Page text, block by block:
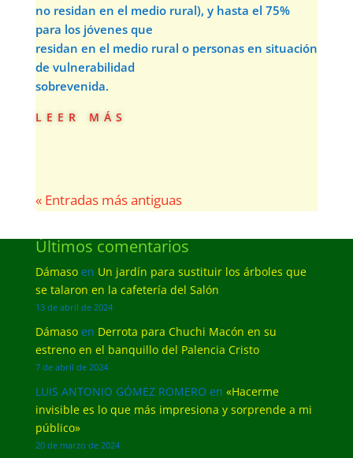
no residan en el medio rural), y hasta el 75%
para los jóvenes que
residan en el medio rural o personas en situación
de vulnerabilidad
sobrevenida.
leer más
« Entradas más antiguas
Últimos comentarios
Dámasoen Un jardín para sustituir los árboles que
se talaron en la cafetería del Salón
13 de abril de 2024
Dámasoen Derrota para Chuchi Macón en su
estreno en el banquillo del Palencia Cristo
7 de abril de 2024
LUIS ANTONIO GÓMEZ ROMERO en «Hacerme
invisible es lo que más impresiona y sorprende a mi
público»
20 de marzo de 2024